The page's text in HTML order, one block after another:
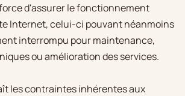
d'assurer le fonctionnement
Internet, celui-ci pouvant néanmoins
interrompu pour maintenance,
ou amélioration des services.
les contraintes inhérentes aux